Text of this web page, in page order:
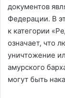
документов
Федерации. В
к категории
означает, что
уничтожение
амурского
могут быть